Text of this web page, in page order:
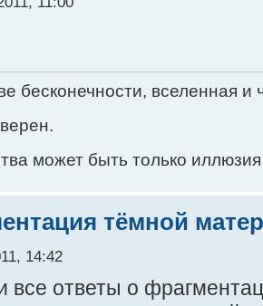
бесконечности, вселенная и
может быть только
тёмной
14:42
все ответы о